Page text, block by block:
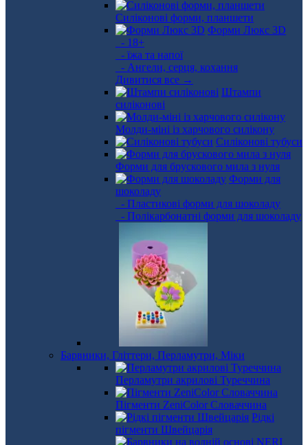
Силіконові форми, планшети
Форми Люкс 3D
- 18+
- їжа та напої
- Ангели, серця, кохання
Дивитися все →
Штампи
силіконові
Молди-міні із харчового силікону
Силіконові тубуси
Форми для брускового мила з нуля
Форми для
шоколаду
- Пластикові форми для шоколаду
- Полікарбонатні форми для шоколаду
Барвники, Гліттери, Перламутри, Міки
Перламутри акрилові Туреччина
Пігменти ZeniColor Словаччина
Рідкі
пігменти Швейцарія